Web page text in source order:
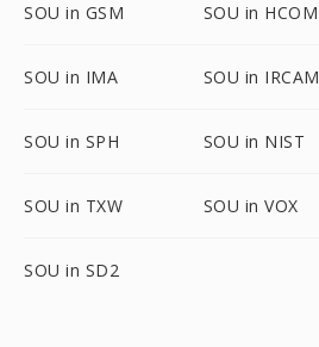
SOU in GSM SOU in HCOM
SOU in IMA SOU in IRCAM
SOU in SPH SOU in NIST
SOU in TXW SOU in VOX
SOU in SD2